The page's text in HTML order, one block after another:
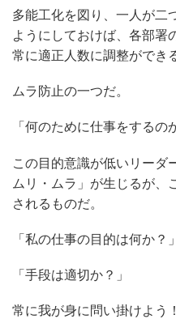
多能工化を図り、一人が二
ようにしておけば、各部署
常に適正人数に調整ができ
ムラ防止の一つだ。
「何のために仕事をするの
この目的意識が低いリーダ
ムリ・ムラ」が生じるが、
されるものだ。
「私の仕事の目的は何か？」
「手段は適切か？」
常に我が身に問い掛けよう！